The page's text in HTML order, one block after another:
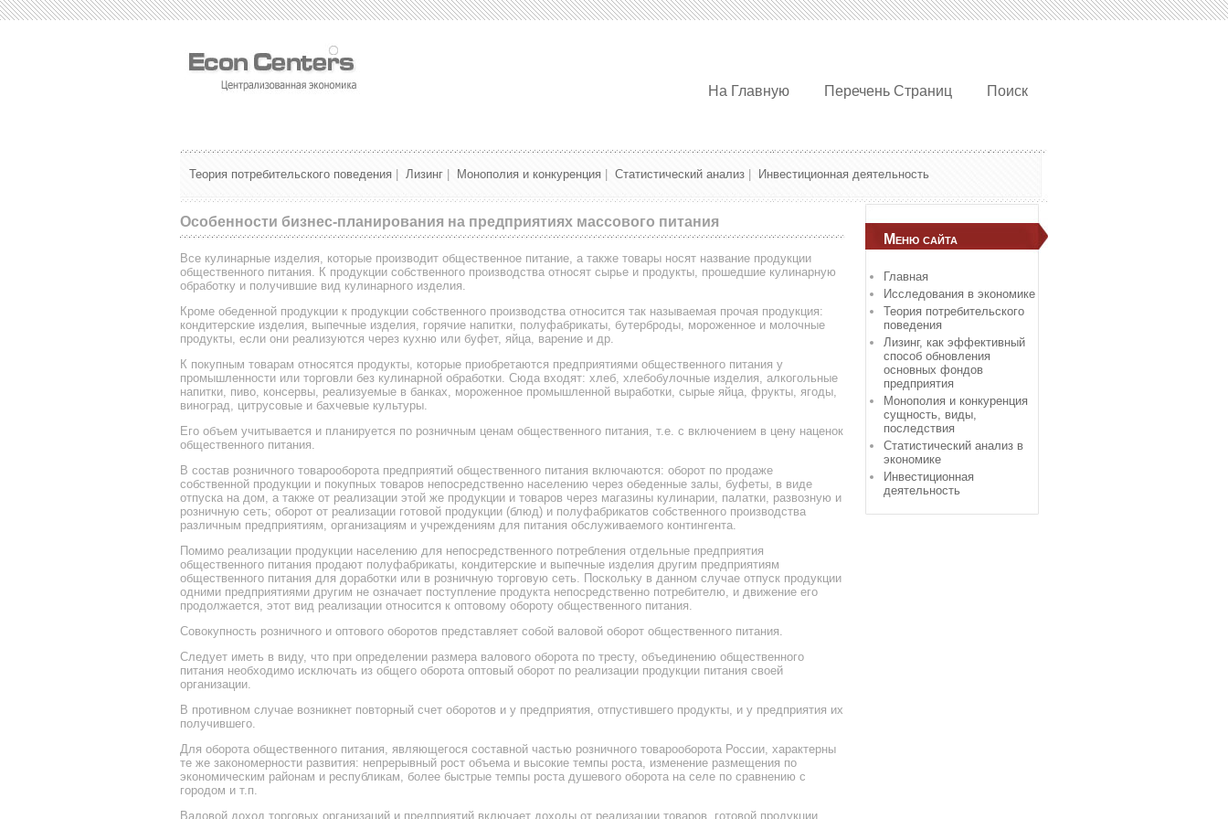
На Главную Перечень Страниц Поиск
Теория потребительского поведения Лизинг Монополия и конкуренция Статистический анализ Инвестиционная деятельность
Особенности бизнес-планирования на предприятиях массового питания
Все кулинарные изделия, которые производит общественное питание, а также товары носят название продукции
общественного питания. К продукции собственного производства относят сырье и продукты, прошедшие кулинарную
обработку и получившие вид кулинарного изделия.
Кроме обеденной продукции к продукции собственного производства относится так называемая прочая продукция:
кондитерские изделия, выпечные изделия, горячие напитки, полуфабрикаты, бутерброды, мороженное и молочные
продукты, если они реализуются через кухню или буфет, яйца, варение и др.
К покупным товарам относятся продукты, которые приобретаются предприятиями общественного питания у
промышленности или торговли без кулинарной обработки. Сюда входят: хлеб, хлебобулочные изделия, алкогольные
напитки, пиво, консервы, реализуемые в банках, мороженное промышленной выработки, сырые яйца, фрукты, ягоды,
виноград, цитрусовые и бахчевые культуры.
Его объем учитывается и планируется по розничным ценам общественного питания, т.е. с включением в цену наценок
общественного питания.
В состав розничного товарооборота предприятий общественного питания включаются: оборот по продаже
собственной продукции и покупных товаров непосредственно населению через обеденные залы, буфеты, в виде
отпуска на дом, а также от реализации этой же продукции и товаров через магазины кулинарии, палатки, развозную и
розничную сеть; оборот от реализации готовой продукции (блюд) и полуфабрикатов собственного производства
различным предприятиям, организациям и учреждениям для питания обслуживаемого контингента.
Помимо реализации продукции населению для непосредственного потребления отдельные предприятия
общественного питания продают полуфабрикаты, кондитерские и выпечные изделия другим предприятиям
общественного питания для доработки или в розничную торговую сеть. Поскольку в данном случае отпуск продукции
одними предприятиями другим не означает поступление продукта непосредственно потребителю, и движение его
продолжается, этот вид реализации относится к оптовому обороту общественного питания.
Совокупность розничного и оптового оборотов представляет собой валовой оборот общественного питания.
Следует иметь в виду, что при определении размера валового оборота по тресту, объединению общественного
питания необходимо исключать из общего оборота оптовый оборот по реализации продукции питания своей
организации.
В противном случае возникнет повторный счет оборотов и у предприятия, отпустившего продукты, и у предприятия их
получившего.
Для оборота общественного питания, являющегося составной частью розничного товарооборота России, характерны
те же закономерности развития: непрерывный рост объема и высокие темпы роста, изменение размещения по
экономическим районам и республикам, более быстрые темпы роста душевого оборота на селе по сравнению с
городом и т.п.
Валовой доход торговых организаций и предприятий включает доходы от реализации товаров, готовой продукции,
Меню сайта
Главная
Исследования в экономике
Теория потребительского
поведения
Лизинг, как эффективный
способ обновления
основных фондов
предприятия
Монополия и конкуренция
сущность, виды,
последствия
Статистический анализ в
экономике
Инвестиционная
деятельность